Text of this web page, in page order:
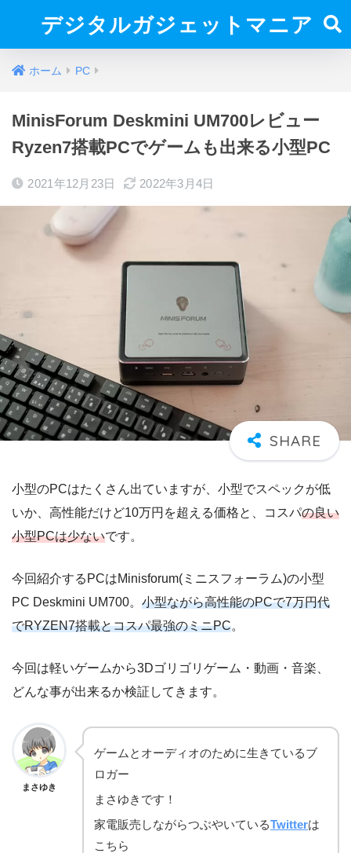
デジタルガジェットマニア
ホーム PC
MinisForum Deskmini UM700レビュー
Ryzen7搭載PCでゲームも出来る小型PC
2021年12月23日 2022年3月4日
小型のPCはたくさん出ていますが、小型でスペックが低
いか、高性能だけど10万円を超える価格と、コスパの良い
小型PCは少ないです。
今回紹介するPCはMinisforum(ミニスフォーラム)の小型
PC Deskmini UM700。 小型ながら高性能のPCで7万円代
でRYZEN7搭載とコスパ最強のミニPC。
今回は軽いゲームから3Dゴリゴリゲーム・動画・音楽、
どんな事が出来るか検証してきます。
まさゆき
ゲームとオーディオのために生きているブ
ロガー
まさゆきです！
家電販売しながらつぶやいているTwitterは
こちら